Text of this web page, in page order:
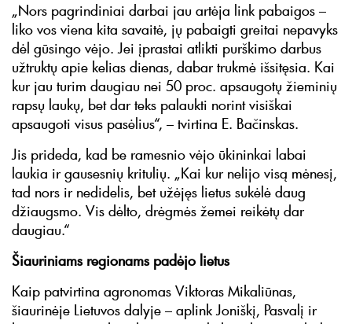
„Nors pagrindiniai darbai jau artėja link pabaigos –
liko vos viena kita savaitė, jų pabaigti greitai nepavyks
dėl gūsingo vėjo. Jei įprastai atlikti purškimo darbus
užtruktų apie kelias dienas, dabar trukmė išsitęsia. Kai
kur jau turim daugiau nei 50 proc. apsaugotų žieminių
rapsų laukų, bet dar teks palaukti norint visiškai
apsaugoti visus pasėlius“, – tvirtina E. Bačinskas.
Jis prideda, kad be ramesnio vėjo ūkininkai labai
laukia ir gausesnių kritulių. „Kai kur nelijo visą mėnesį,
tad nors ir nedidelis, bet užėjęs lietus sukėlė daug
džiaugsmo. Vis dėlto, drėgmės žemei reikėtų dar
daugiau.“
Šiauriniams regionams padėjo lietus
Kaip patvirtina agronomas Viktoras Mikaliūnas,
šiaurinėje Lietuvos dalyje – aplink Joniškį, Pasvalį ir